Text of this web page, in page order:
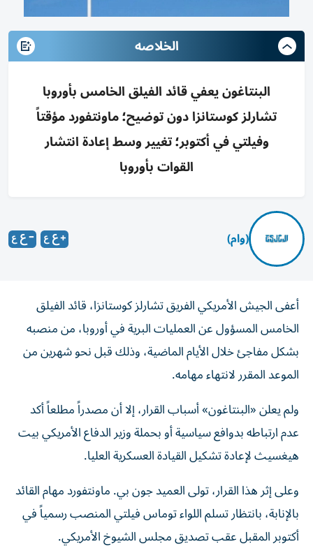
الخلاصه
البنتاغون يعفي قائد الفيلق الخامس بأوروبا
تشارلز كوستانزا دون توضيح؛ ماونتفورد مؤقتاً
وفيلتي في أكتوبر؛ تغيير وسط إعادة انتشار
القوات بأوروبا
(وام)
أعفى الجيش الأمريكي الفريق تشارلز كوستانزا، قائد الفيلق
الخامس المسؤول عن العمليات البرية في أوروبا، من منصبه
بشكل مفاجئ خلال الأيام الماضية، وذلك قبل نحو شهرين من
الموعد المقرر لانتهاء مهامه.
ولم يعلن «البنتاغون» أسباب القرار، إلا أن مصدراً مطلعاً أكد
عدم ارتباطه بدوافع سياسية أو بحملة وزير الدفاع الأمريكي بيت
هيغسيث لإعادة تشكيل القيادة العسكرية العليا.
وعلى إثر هذا القرار، تولى العميد جون بي. ماونتفورد مهام القائد
بالإنابة، بانتظار تسلم اللواء توماس فيلتي المنصب رسمياً في
أكتوبر المقبل عقب تصديق مجلس الشيوخ الأمريكي.